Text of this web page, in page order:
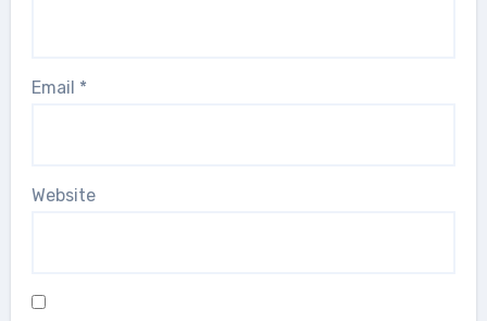
Email *
Website